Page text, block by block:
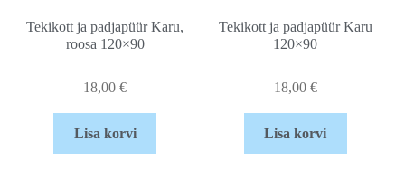
Tekikott ja padjapüür Karu,
roosa 120×90
18,00€
Lisa korvi
Tekikott ja padjapüür Karu
120×90
18,00 €
Lisa korvi